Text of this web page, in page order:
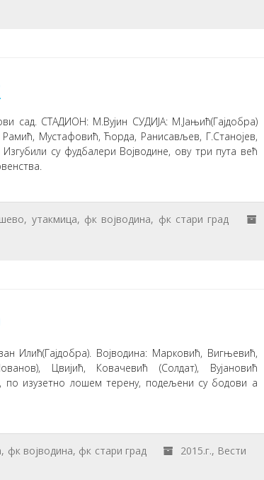
сад. СТАДИОН: М.Вујин СУДИЈА: М.Јањић(Гајдобра)
Мустафовић, Ћорда, Ранисављев, Г.Станојев,
су фудбалери Војводине, ову три пута већ
, утакмица, фк војводина, фк стари град
Илић(Гајдобра). Војводина: Марковић, Вигњевић,
Цвијић, Ковачевић (Солдат), Вујановић
по изузетно лошем терену, подељени су бодови а
, фк војводина, фк стари град 2015.г., Вести